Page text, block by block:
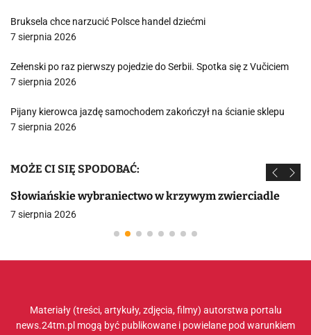
Bruksela chce narzucić Polsce handel dziećmi
7 sierpnia 2026
Zełenski po raz pierwszy pojedzie do Serbii. Spotka się z Vučiciem
7 sierpnia 2026
Pijany kierowca jazdę samochodem zakończył na ścianie sklepu
7 sierpnia 2026
MOŻE CI SIĘ SPODOBAĆ:
Słowiańskie wybraniectwo w krzywym zwierciadle
7 sierpnia 2026
Materiały (treści, artykuły, zdjęcia, filmy) autorstwa portalu
news.24tm.pl mogą być publikowane i powielane pod warunkiem